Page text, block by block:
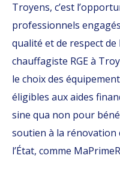
Troyens, c’est
professionnels
qualité et de respect de
chauffagiste RGE à
le choix des
éligibles aux aides
sine qua non pour
soutien à la
l’État, comme